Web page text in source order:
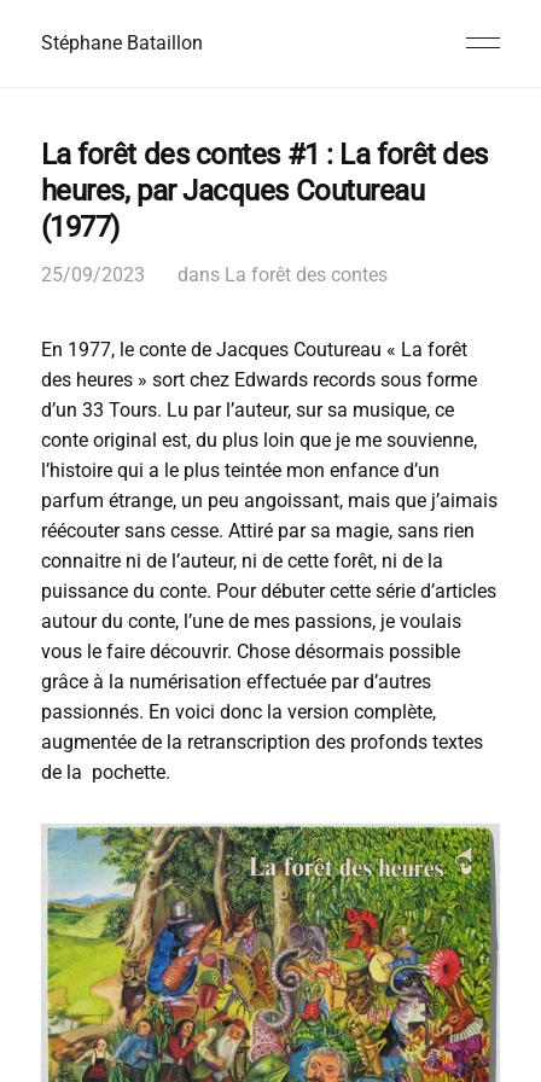
Stéphane Bataillon
La forêt des contes #1 : La forêt des
heures, par Jacques Coutureau
(1977)
25/09/2023 dans La forêt des contes
En 1977, le conte de Jacques Coutureau « La forêt
des heures » sort chez Edwards records sous forme
d’un 33 Tours. Lu par l’auteur, sur sa musique, ce
conte original est, du plus loin que je me souvienne,
l’histoire qui a le plus teintée mon enfance d’un
parfum étrange, un peu angoissant, mais que j’aimais
réécouter sans cesse. Attiré par sa magie, sans rien
connaitre ni de l’auteur, ni de cette forêt, ni de la
puissance du conte. Pour débuter cette série d’articles
autour du conte, l’une de mes passions, je voulais
vous le faire découvrir. Chose désormais possible
grâce à la numérisation effectuée par d’autres
passionnés. En voici donc la version complète,
augmentée de la retranscription des profonds textes
de la pochette.